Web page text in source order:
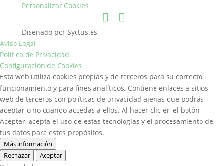
Personalizar Cookies
Diseñado por Syctus.es
Aviso Legal
Política de Privacidad
Configuración de Cookies
Esta web utiliza cookies propias y de terceros para su correcto
funcionamiento y para fines analíticos. Contiene enlaces a sitios
web de terceros con políticas de privacidad ajenas que podrás
aceptar o no cuando accedas a ellos. Al hacer clic en el botón
Aceptar, acepta el uso de estas tecnologías y el procesamiento de
tus datos para estos propósitos.
Más información
Rechazar
Aceptar